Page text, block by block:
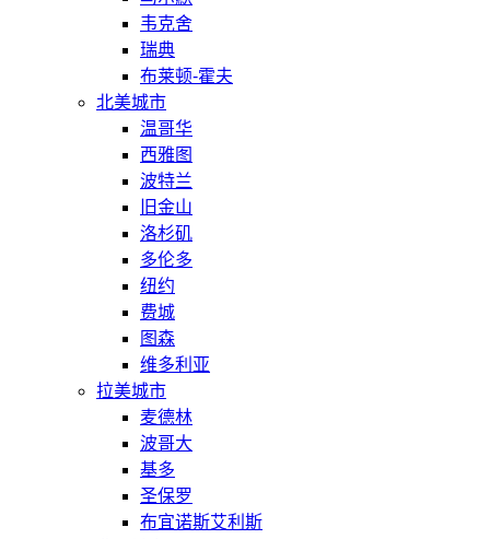
韦克舍
瑞典
布莱顿-霍夫
北美城市
温哥华
西雅图
波特兰
旧金山
洛杉矶
多伦多
纽约
费城
图森
维多利亚
拉美城市
麦德林
波哥大
基多
圣保罗
布宜诺斯艾利斯